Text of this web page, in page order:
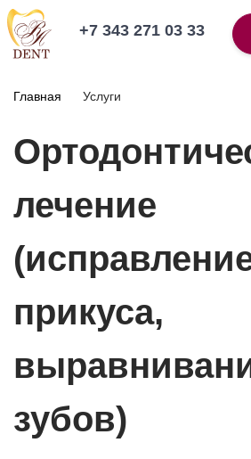
+7 343 271 03 33
Главная Услуги
лечение
прикуса,
зубов)